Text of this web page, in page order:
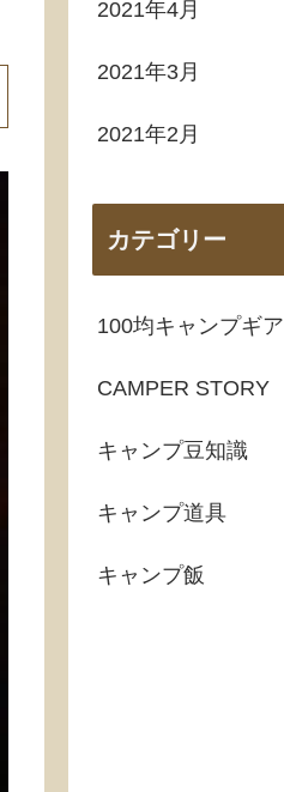
2021年4月
2021年3月
2021年2月
カテゴリー
100均キャンプギア
CAMPER STORY
キャンプ豆知識
キャンプ道具
キャンプ飯